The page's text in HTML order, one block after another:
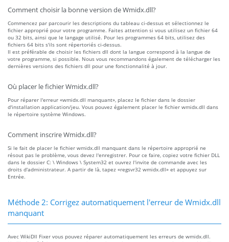
Comment choisir la bonne version de Wmidx.dll?
Commencez par parcourir les descriptions du tableau ci-dessus et sélectionnez le
fichier approprié pour votre programme. Faites attention si vous utilisez un fichier 64
ou 32 bits, ainsi que le langage utilisé. Pour les programmes 64 bits, utilisez des
fichiers 64 bits s'ils sont répertoriés ci-dessus.
Il est préférable de choisir les fichiers dll dont la langue correspond à la langue de
votre programme, si possible. Nous vous recommandons également de télécharger les
dernières versions des fichiers dll pour une fonctionnalité à jour.
Où placer le fichier Wmidx.dll?
Pour réparer l'erreur «wmidx.dll manquant», placez le fichier dans le dossier
d'installation application/jeu. Vous pouvez également placer le fichier wmidx.dll dans
le répertoire système Windows.
Comment inscrire Wmidx.dll?
Si le fait de placer le fichier wmidx.dll manquant dans le répertoire approprié ne
résout pas le problème, vous devez l'enregistrer. Pour ce faire, copiez votre fichier DLL
dans le dossier C: \ Windows \ System32 et ouvrez l'invite de commande avec les
droits d'administrateur. A partir de là, tapez «regsvr32 wmidx.dll» et appuyez sur
Entrée.
Méthode 2: Corrigez automatiquement l'erreur de Wmidx.dll
manquant
Avec WikiDll Fixer vous pouvez réparer automatiquement les erreurs de wmidx.dll.